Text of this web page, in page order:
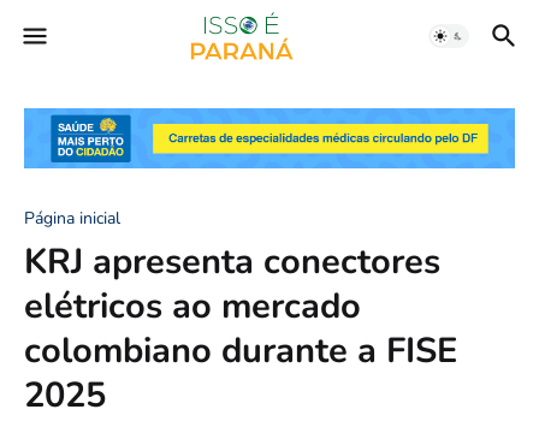
Página inicial
KRJ apresenta conectores
elétricos ao mercado
colombiano durante a FISE
2025